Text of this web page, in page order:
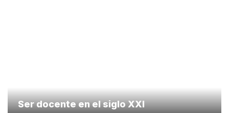
Ser docente en el siglo XXI